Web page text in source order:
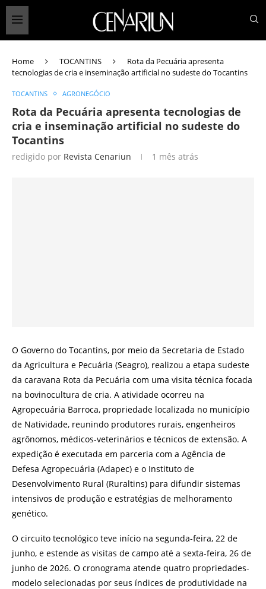
Home TOCANTINS
Rota da Pecuária apresenta
tecnologias de cria e inseminação artificial no sudeste do Tocantins
TOCANTINS AGRONEGÓCIO
Rota da Pecuária apresenta tecnologias de
cria e inseminação artificial no sudeste do
Tocantins
redigido por Revista Cenariun 1 mês atrás
O Governo do Tocantins, por meio da Secretaria de Estado
da Agricultura e Pecuária (Seagro), realizou a etapa sudeste
da caravana Rota da Pecuária com uma visita técnica focada
na bovinocultura de cria. A atividade ocorreu na
Agropecuária Barroca, propriedade localizada no município
de Natividade, reunindo produtores rurais, engenheiros
agrônomos, médicos-veterinários e técnicos de extensão. A
expedição é executada em parceria com a Agência de
Defesa Agropecuária (Adapec) e o Instituto de
Desenvolvimento Rural (Ruraltins) para difundir sistemas
intensivos de produção e estratégias de melhoramento
genético.
O circuito tecnológico teve início na segunda-feira, 22 de
junho, e estende as visitas de campo até a sexta-feira, 26 de
junho de 2026. O cronograma atende quatro propriedades-
modelo selecionadas por seus índices de produtividade na